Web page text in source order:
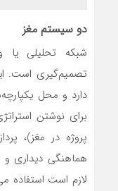
دو سیستم مغز
شبکه تحلیلی یا
تصمیم‌گیری است.
دارد و محل
برای نوشتن
پروژه در مغز)،
هماهنگی دیداری و
لازم است استفاده